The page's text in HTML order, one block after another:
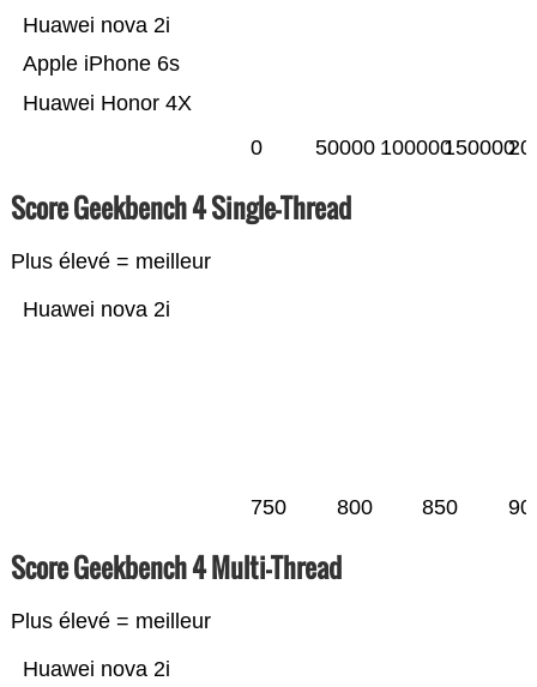
Huawei Honor 4X
Apple iPhone 6s
Huawei nova 2i
0 50000 100000150000
Score Geekbench 4 Single-Thread
Plus élevé = meilleur
Huawei nova 2i
750 800 850
Score Geekbench 4 Multi-Thread
Plus élevé = meilleur
Huawei nova 2i